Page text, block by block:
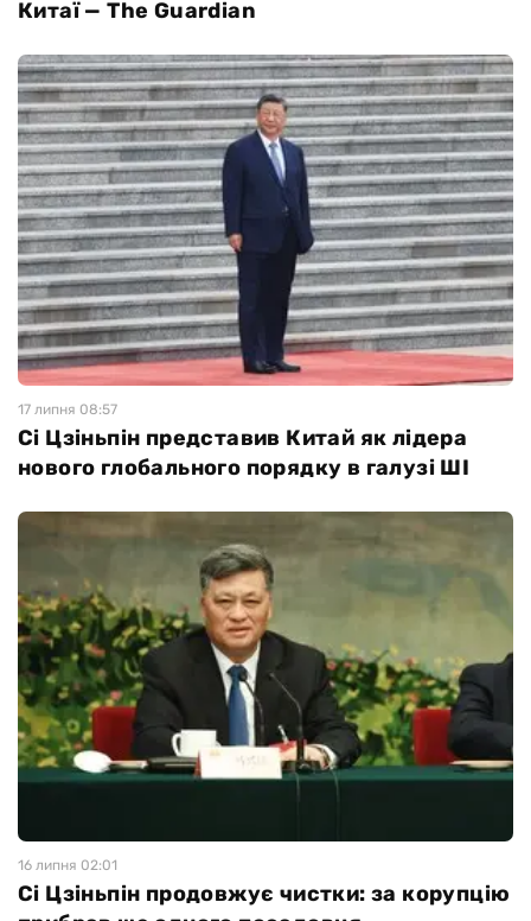
Китаї — The Guardian
17 липня 08:57
Сі Цзіньпін представив Китай як лідера
нового глобального порядку в галузі ШІ
16 липня 02:01
Сі Цзіньпін продовжує чистки: за корупцію